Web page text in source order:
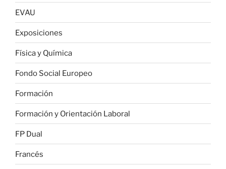
EVAU
Exposiciones
Física y Química
Fondo Social Europeo
Formación
Formación y Orientación Laboral
FP Dual
Francés